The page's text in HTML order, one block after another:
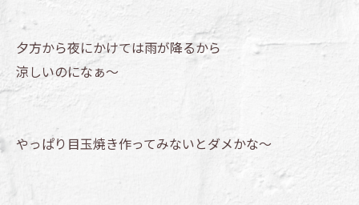
夕方から夜にかけては雨が降るから
涼しいのになぁ～
やっぱり目玉焼き作ってみないとダメかな～